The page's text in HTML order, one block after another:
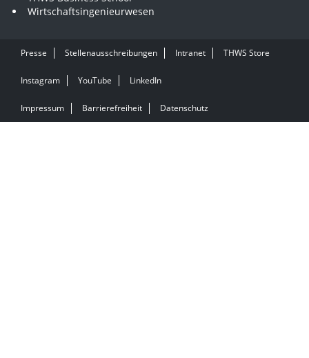
Wirtschaftsingenieurwesen
Presse Stellenausschreibungen Intranet THWS Store
Instagram YouTube LinkedIn
Impressum Barrierefreiheit Datenschutz